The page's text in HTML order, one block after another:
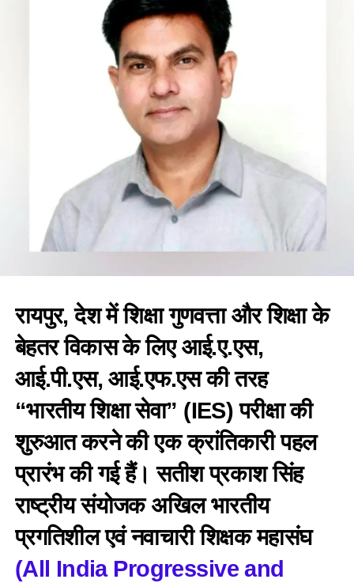
रायपुर, देश में शिक्षा गुणवत्ता और शिक्षा के
बेहतर विकास के लिए आई.ए.एस,
आई.पी.एस, आई.एफ.एस की तरह
“भारतीय शिक्षा सेवा” (IES) परीक्षा की
शुरुआत करने की एक क्रांतिकारी पहल
प्रारंभ की गई हैं। सतीश प्रकाश सिंह
राष्ट्रीय संयोजक अखिल भारतीय
प्रगतिशील एवं नवाचारी शिक्षक महासंघ
(All India Progressive and